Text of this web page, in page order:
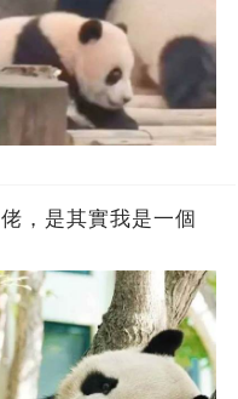
，是其實我是一個